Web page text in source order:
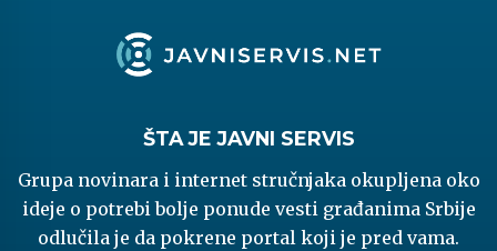
ŠTA JE JAVNI SERVIS
Grupa novinara i internet stručnjaka okupljena oko
ideje o potrebi bolje ponude vesti građanima Srbije
odlučila je da pokrene portal koji je pred vama.